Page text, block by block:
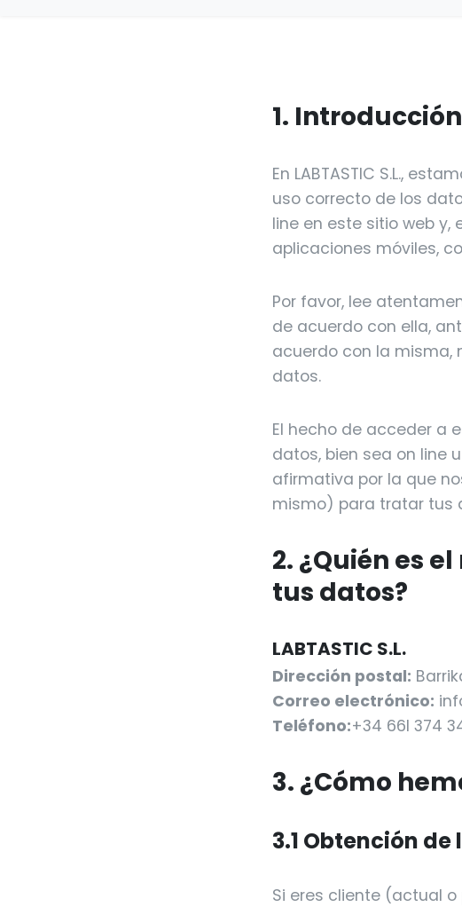
1. Introducción
En LABTASTIC S.L.,
uso correcto de los
line en este sitio web
aplicaciones móviles,
Por favor, lee
de acuerdo con ella,
acuerdo con la misma,
datos.
El hecho de acceder a
datos, bien sea on line
afirmativa por la que
mismo) para tratar tus
2. ¿Quién es
tus datos?
LABTASTIC S.L.
Dirección postal:
Correo electrónico:
Teléfono:+34 66l 374
3. ¿Cómo
3.1 Obtención
Si eres cliente (actual